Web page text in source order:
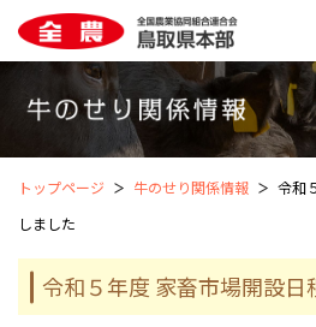
トップページ 牛のせり関係情報
令和
しました
令和５年度 家畜市場開設日